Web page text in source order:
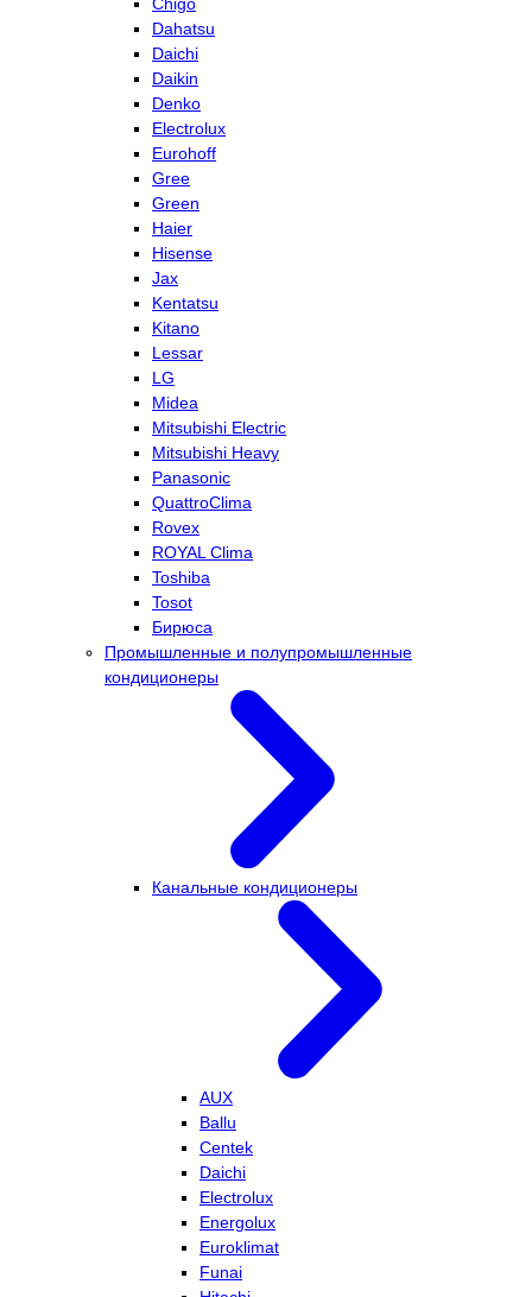
Chigo
Dahatsu
Daichi
Daikin
Denko
Electrolux
Eurohoff
Gree
Green
Haier
Hisense
Jax
Kentatsu
Kitano
Lessar
LG
Midea
Mitsubishi Electric
Mitsubishi Heavy
Panasonic
QuattroClima
Rovex
ROYAL Clima
Toshiba
Tosot
Бирюса
Промышленные и полупромышленные
кондиционеры
Канальные кондиционеры
AUX
Ballu
Centek
Daichi
Electrolux
Energolux
Euroklimat
Funai